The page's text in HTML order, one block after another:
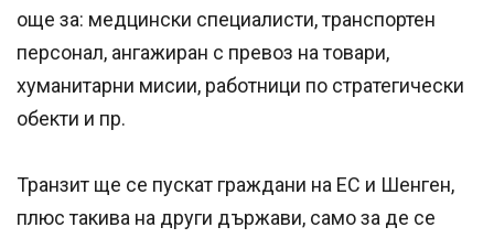
още за: медцински специалисти, транспортен
персонал, ангажиран с превоз на товари,
хуманитарни мисии, работници по стратегически
обекти и пр.
Транзит ще се пускат граждани на ЕС и Шенген,
плюс такива на други държави, само за де се